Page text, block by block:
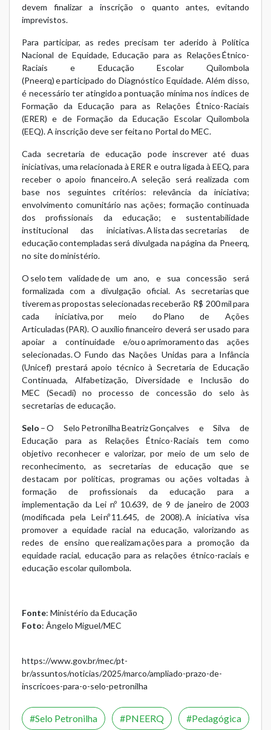
devem finalizar a inscrição o quanto antes, evitando
imprevistos.
Para participar, as redes precisam ter aderido à Política
Nacional de Equidade, Educação para as Relações Étnico-
Raciais e Educação Escolar Quilombola
(Pneerq)e participado do Diagnóstico Equidade. Além disso,
é necessário ter atingido a pontuação mínima nos índices de
Formação da Educação para as Relações Étnico-Raciais
(ERER) e de Formação da Educação Escolar Quilombola
(EEQ). A inscrição deve ser feita no Portal do MEC.
Cada secretaria de educação pode inscrever até duas
iniciativas, uma relacionada à ERER e outra ligada à EEQ, para
receber o apoio financeiro. A seleção será realizada com
base nos seguintes critérios: relevância da iniciativa;
envolvimento comunitário nas ações; formação continuada
dos profissionais da educação; e sustentabilidade
institucional das iniciativas. A lista das secretarias de
educação contempladas será divulgada na página da Pneerq,
no site do ministério.
O selo tem validade de um ano, e sua concessão será
formalizada com a divulgação oficial. As secretarias que
tiverem as propostas selecionadas receberão R$ 200 mil para
cada iniciativa, por meio do Plano de Ações
Articuladas (PAR). O auxílio financeiro deverá ser usado para
apoiar a continuidade e/ou o aprimoramento das ações
selecionadas. O Fundo das Nações Unidas para a Infância
(Unicef) prestará apoio técnico à Secretaria de Educação
Continuada, Alfabetização, Diversidade e Inclusão do
MEC (Secadi) no processo de concessão do selo às
secretarias de educação.
Selo – O Selo Petronilha Beatriz Gonçalves e Silva de
Educação para as Relações Étnico-Raciais tem como
objetivo reconhecer e valorizar, por meio de um selo de
reconhecimento, as secretarias de educação que se
destacam por políticas, programas ou ações voltadas à
formação de profissionais da educação para a
implementação da Lei nº 10.639, de 9 de janeiro de 2003
(modificada pela Lei nº 11.645, de 2008). A iniciativa visa
promover a equidade racial na educação, valorizando as
redes de ensino que realizam ações para a promoção da
equidade racial, educação para as relações étnico-raciais e
educação escolar quilombola.
Fonte: Ministério da Educação
Foto: Ângelo Miguel/MEC
https://www.gov.br/mec/pt-
br/assuntos/noticias/2025/marco/ampliado-prazo-de-
inscricoes-para-o-selo-petronilha
Selo Petronilha PNEERQ Pedagógica